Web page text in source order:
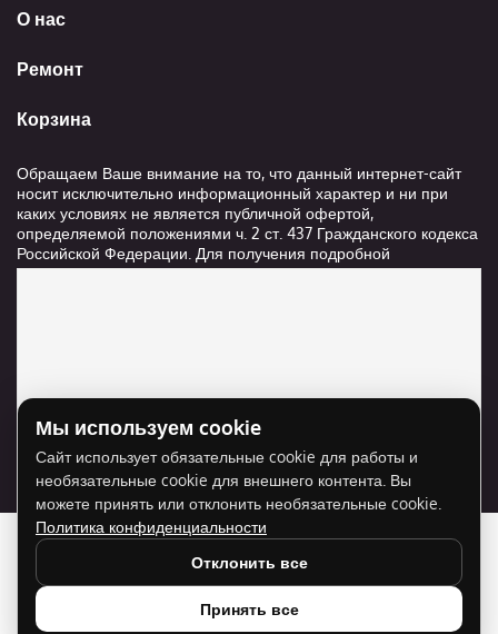
О нас
Ремонт
Корзина
Обращаем Ваше внимание на то, что данный интернет-сайт
носит исключительно информационный характер и ни при
каких условиях не является публичной офертой,
определяемой положениями ч. 2 ст. 437 Гражданского кодекса
Российской Федерации. Для получения подробной
информации о стоимости и сроках выполнения услуг,
Для отображения карты нужно разрешить
использование cookie для внешнего контента.
Разрешить cookie
Мы используем cookie
Сайт использует обязательные cookie для работы и
необязательные cookie для внешнего контента. Вы
можете принять или отклонить необязательные cookie.
Политика конфиденциальности
Отклонить все
Принять все